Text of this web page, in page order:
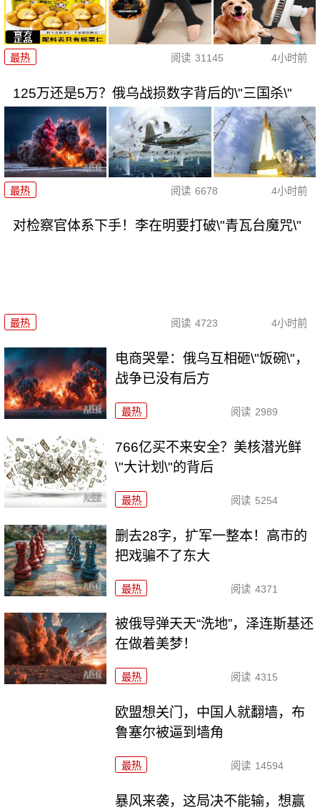
最热 阅读 31145 4小时前
125万还是5万？俄乌战损数字背后的\"三国杀\"
最热 阅读 6678 4小时前
对检察官体系下手！李在明要打破\"青瓦台魔咒\"
最热 阅读 4723 4小时前
电商哭晕：俄乌互相砸\"饭碗\"，
战争已没有后方
最热 阅读 2989
766亿买不来安全？美核潜光鲜
\"大计划\"的背后
最热 阅读 5254
删去28字，扩军一整本！高市的
把戏骗不了东大
最热 阅读 4371
被俄导弹天天“洗地”，泽连斯基还
在做着美梦！
最热 阅读 4315
欧盟想关门，中国人就翻墙，布
鲁塞尔被逼到墙角
最热 阅读 14594
暴风来袭，这局决不能输，想赢